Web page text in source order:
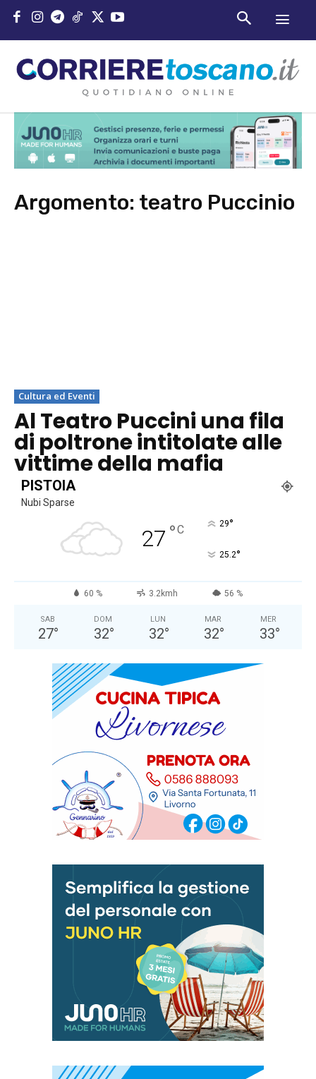
Argomento: teatro Puccinio
Cultura ed Eventi
Al Teatro Puccini una fila
di poltrone intitolate alle
vittime della mafia
PISTOIA
Nubi Sparse
27 °C 29°
25.2°
60 % 3.2kmh 56 %
SAB
27°
DOM
32°
LUN
32°
MAR
32°
MER
33°